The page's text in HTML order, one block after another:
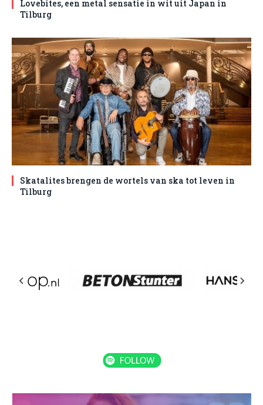
Lovebites, een metal sensatie in wit uit Japan in
Tilburg
Skatalites brengen de wortels van ska tot leven in
Tilburg